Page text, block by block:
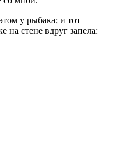
у рыбака; и тот
на стене вдруг запела: